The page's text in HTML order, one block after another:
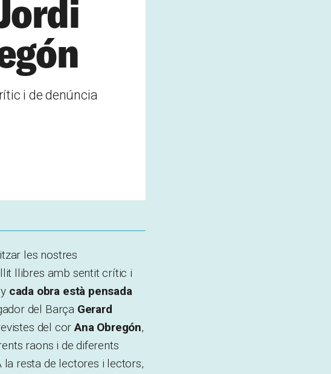
i de denúncia
les nostres
llibres amb sentit crític i
cada obra està pensada
del Barça Gerard
del corAna Obregón,
raons i de diferents
resta de lectores i lectors,